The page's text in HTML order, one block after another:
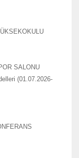
SALONU
(01.07.2026-